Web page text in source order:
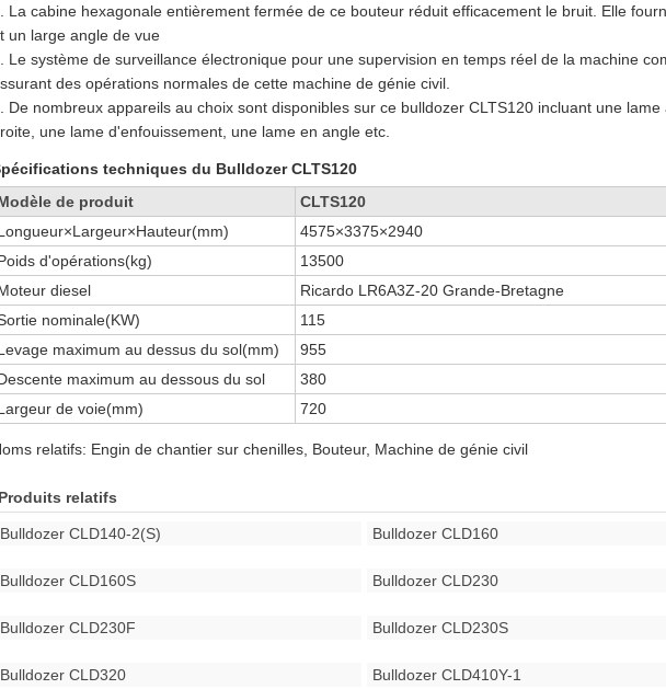
La cabine hexagonale entièrement fermée de ce bouteur réduit efficacement le bruit. Elle
un large angle de vue
Le système de surveillance électronique pour une supervision en temps réel de la machine
des opérations normales de cette machine de génie civil.
De nombreux appareils au choix sont disponibles sur ce bulldozer CLTS120 incluant une lame
une lame d'enfouissement, une lame en angle etc.
techniques du Bulldozer CLTS120
de produit
CLTS120
4575×3375×2940
d'opérations(kg)
13500
diesel
Ricardo LR6A3Z-20 Grande-Bretagne
nominale(KW)
115
maximum au dessus du sol(mm)
955
maximum au dessous du sol
380
de voie(mm)
720
relatifs: Engin de chantier sur chenilles, Bouteur, Machine de génie civil
relatifs
Bulldozer CLD140-2(S) Bulldozer CLD160
Bulldozer CLD160S Bulldozer CLD230
Bulldozer CLD230F Bulldozer CLD230S
Bulldozer CLD320 Bulldozer CLD410Y-1